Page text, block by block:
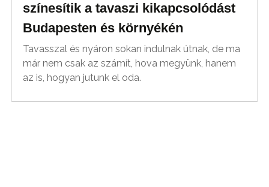
színesítik a tavaszi kikapcsolódást
Budapesten és környékén
Tavasszal és nyáron sokan indulnak útnak, de ma
már nem csak az számít, hova megyünk, hanem
az is, hogyan jutunk el oda.